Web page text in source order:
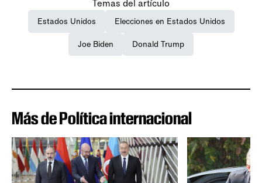
Temas del artículo
Estados Unidos Elecciones en Estados Unidos
Joe Biden Donald Trump
Más de Política internacional